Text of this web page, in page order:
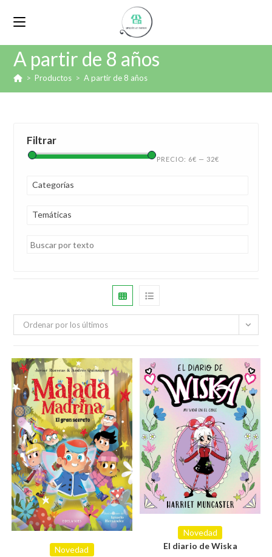
A partir de 8 años
> Productos > A partir de 8 años
Filtrar
PRECIO: 6€ — 32€
Categorías
Temáticas
Ordenar por los últimos
Novedad
Novedad
El diario de Wiska